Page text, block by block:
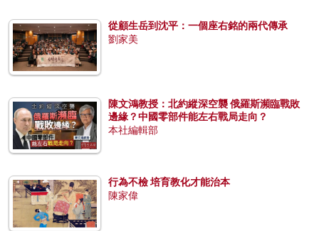
從顧生岳到沈平：一個座右銘的兩代傳承
劉家美
陳文鴻教授：北約縱深空襲 俄羅斯瀕臨戰敗
邊緣？中國零部件能左右戰局走向？
本社編輯部
行為不檢 培育教化才能治本
陳家偉